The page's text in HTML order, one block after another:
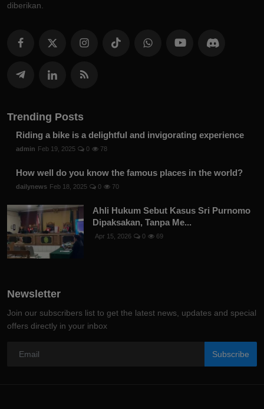
diberikan.
Trending Posts
Riding a bike is a delightful and invigorating experience
admin Feb 19, 2025 0 78
How well do you know the famous places in the world?
dailynews Feb 18, 2025 0 70
Ahli Hukum Sebut Kasus Sri Purnomo
Dipaksakan, Tanpa Me...
Apr 15, 2026 0 69
Newsletter
Join our subscribers list to get the latest news, updates and special
offers directly in your inbox
Subscribe